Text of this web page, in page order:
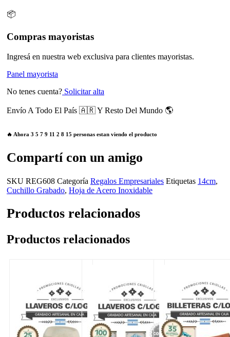
📦
Compras mayoristas
Ingresá en nuestra web exclusiva para clientes mayoristas.
Panel mayorista
No tenes cuenta? Solicitar alta
Envío A Todo El País 🇦🇷 Y Resto Del Mundo 🌎
🔥 Ahora 3 5 7 9 11 2 8 15 personas estan viendo el producto
Compartí con un amigo
SKU REG608 Categoría Regalos Empresariales Etiquetas 14cm,
Cuchillo Grabado, Hoja de Acero Inoxidable
Productos relacionados
Productos relacionados